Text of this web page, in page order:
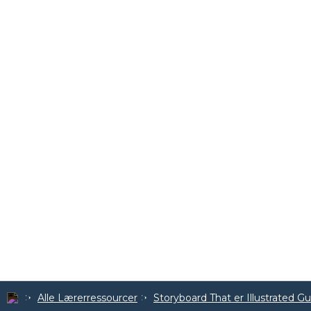
Alle Lærerressourcer Storyboard That er Illustrated